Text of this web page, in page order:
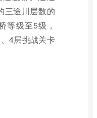
三途川层数的
等级至5级，
4层挑战关卡